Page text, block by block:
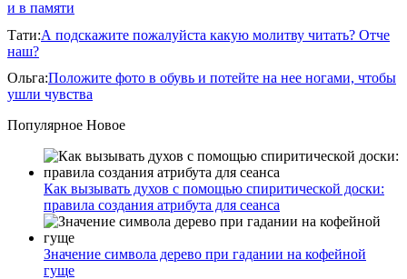
и в памяти
Тати:А подскажите пожалуйста какую молитву читать? Отче
наш?
Ольга:Положите фото в обувь и потейте на нее ногами, чтобы
ушли чувства
Популярное Новое
Как вызывать духов с помощью спиритической доски:
правила создания атрибута для сеанса
Значение символа дерево при гадании на кофейной
гуще